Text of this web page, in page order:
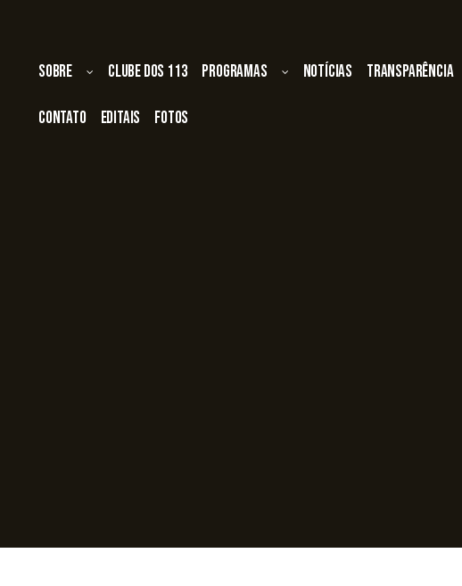
Sobre Clube dos 113 Programas Notícias Transparência
Contato Editais Fotos